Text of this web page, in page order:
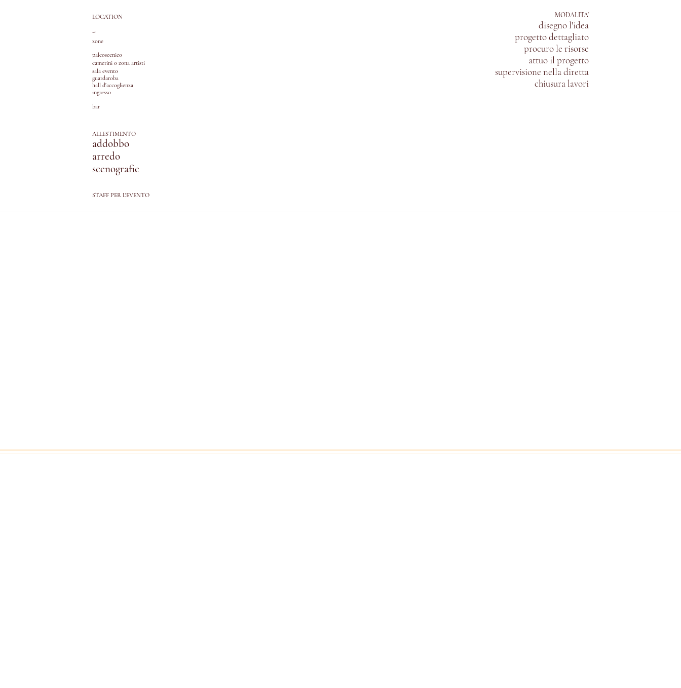
MODALITA'
disegno l'idea
progetto dettagliato
procuro le risorse
attuo il progetto
supervisione nella diretta
chiusura lavori
LOCATION
-
zone
palcoscenico
camerini o zona artisti
sala evento
guardaroba
hall d'accoglienza
ingresso
bar
ALLESTIMENTO
addobbo
arredo
scenografie
STAFF PER L'EVENTO